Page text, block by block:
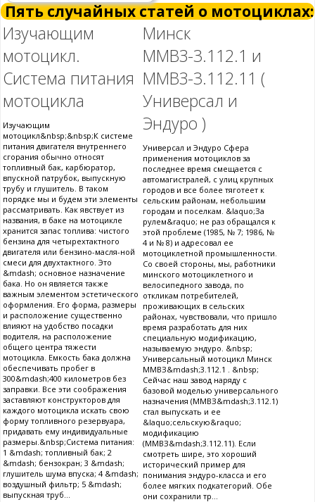
Пять случайных статей о мотоциклах:
Изучающим
мотоцикл.
Система питания
мотоцикла
Изучающим
мотоцикл&nbsp;&nbsp;К системе
питания двигателя внутреннего
сгорания обычно относят
топливный бак, карбюратор,
впускной патрубок, выпускную
трубу и глушитель. В таком
порядке мы и будем эти элементы
рассматривать. Как явствует из
названия, в баке на мотоцикле
хранится запас топлива: чистого
бензина для четырехтактного
двигателя или бензино-масля-ной
смеси для двухтактного. Это
&mdash; основное назначение
бака. Но он является также
важным элементом эстетического
оформления. Его форма, размеры
и расположение существенно
влияют на удобство посадки
водителя, на расположение
общего центра тяжести
мотоцикла. Емкость бака должна
обеспечивать пробег в
300&mdash;400 километров без
заправки. Все эти соображения
заставляют конструкторов для
каждого мотоцикла искать свою
форму топливного резервуара,
придавать ему индивидуальные
размеры.&nbsp;Система питания:
1 &mdash; топливный бак; 2
&mdash; бензокран; 3 &mdash;
глушитель шума впуска; 4 &mdash;
воздушный фильтр; 5 &mdash;
выпускная труб...
Минск
ММВЗ-3.112.1 и
ММВЗ-3.112.11 (
Универсал и
Эндуро )
Универсал и Эндуро Сфера
применения мотоциклов за
последнее время смещается с
автомагистралей, с улиц крупных
городов и все более тяготеет к
сельским районам, небольшим
городам и поселкам. &laquo;За
рулем&raquo; не раз обращался к
этой проблеме (1985, № 7; 1986, №
4 и № 8) и адресовал ее
мотоциклетной промышленности.
Со своей стороны, мы, работники
минского мотоциклетного и
велосипедного завода, по
откликам потребителей,
проживающих в сельских
районах, чувствовали, что пришло
время разработать для них
специальную модификацию,
называемую эндуро. &nbsp;
Универсальный мотоцикл Минск
ММВЗ&mdash;3.112.1 . &nbsp;
Сейчас наш завод наряду с
базовой моделью универсального
назначения (ММВЗ&mdash;3.112.1)
стал выпускать и ее
&laquo;сельскую&raquo;
модификацию
(ММВЗ&mdash;3.112.11). Если
смотреть шире, это хороший
исторический пример для
понимания эндуро-класса и его
более мягких подкатегорий. Обе
они сохранили тр...